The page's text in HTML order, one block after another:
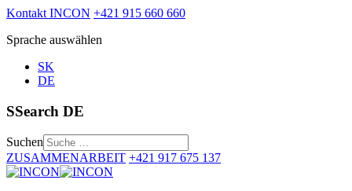
Kontakt INCON +421 915 660 660
Sprache auswählen
SK
DE
SSearch DE
Suchen
ZUSAMMENARBEIT +421 917 675 137